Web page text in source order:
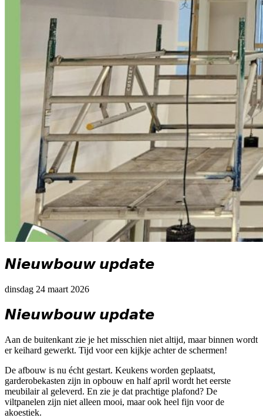
𝙉𝙞𝙚𝙪𝙬𝙗𝙤𝙪𝙬 𝙪𝙥𝙙𝙖𝙩𝙚
dinsdag 24 maart 2026
𝙉𝙞𝙚𝙪𝙬𝙗𝙤𝙪𝙬 𝙪𝙥𝙙𝙖𝙩𝙚
Aan de buitenkant zie je het misschien niet altijd, maar binnen wordt
er keihard gewerkt. Tijd voor een kijkje achter de schermen!
De afbouw is nu écht gestart. Keukens worden geplaatst,
garderobekasten zijn in opbouw en half april wordt het eerste
meubilair al geleverd. En zie je dat prachtige plafond? De
viltpanelen zijn niet alleen mooi, maar ook heel fijn voor de
akoestiek.